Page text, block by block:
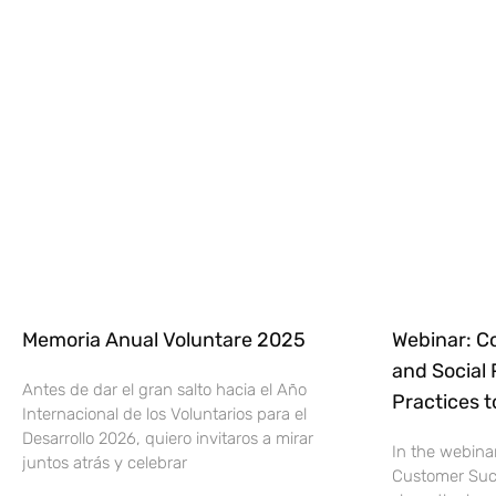
Memoria Anual Voluntare 2025
Antes de dar el gran salto hacia el Año
Internacional de los Voluntarios para el
Desarrollo 2026, quiero invitaros a mirar
juntos atrás y celebrar
Webinar:
and Social
Practices
In the
Customer